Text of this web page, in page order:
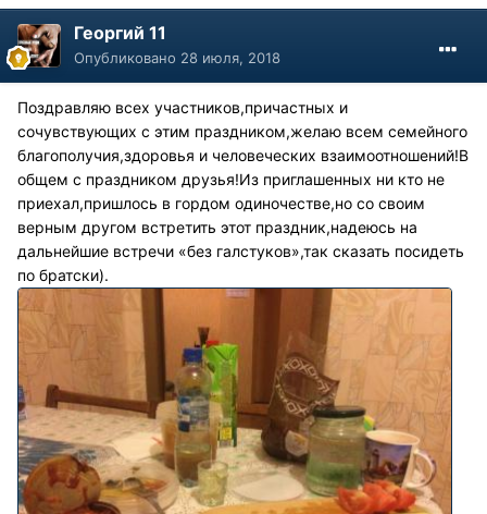
Георгий 11
Опубликовано 28 июля, 2018
Поздравляю всех участников,причастных и
сочувствующих с этим праздником,желаю всем семейного
благополучия,здоровья и человеческих взаимоотношений!В
общем с праздником друзья!Из приглашенных ни кто не
приехал,пришлось в гордом одиночестве,но со своим
верным другом встретить этот праздник,надеюсь на
дальнейшие встречи «без галстуков»,так сказать посидеть
по братски).